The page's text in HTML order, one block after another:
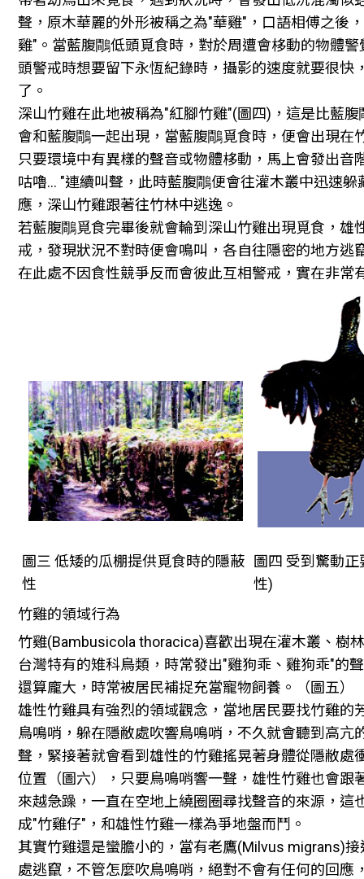
聲，原木華麗的外形被稱之為"華雞"，口語相傅之後
雞"。當藍腹鷼低頭覓食時，對於周遭會栘動的物體
頭警戒時想要留下永恆紀錄時，攝影的速度就要很快
了。
深山竹雞在此地被稱為"紅腳竹雞"(圖四)，這是比藍
會和藍腹鷼一起出現，當藍腹鷼覓食時，便會出現在
只要環境中有異樣的聲音或物體栘動，馬上會發出音
咕嚕… "連續叫聲，此時藍腹鷼便會往灌木叢中迅速躲
應，深山竹雞跟著往竹林中逃逸。
若藍腹鷼覓食完畢後就會輪到深山竹雞出現覓食，雄
戒，發現狀況不對時便會鳴叫，各自往隱密的地方逃
在此處不因食性競爭反而會彼此互相警戒，實在非常
圖三 低矮的瓜棚提供覓食時的隱蔽
性
圖四 受到驚動
性)
竹雞的領域行為
竹雞(Bambusicola thoracica)喜歡出現在灌木叢、樹
台灣特有的雉科鳥類，時常發出"雞狗乖、雞狗乖"的
還算龐大，時常被居民補捉充當寵物飼養。（圖五）
雄性竹雞具有強烈的領域觀念，當地居民要找竹雞的
鳥鳴哨，躲在隱敝處吹響鳥鳴哨，不久就會聽到高亢
聲，緊接著就會看到雄性的竹雞搖晃著身體從隱敝處
位置（圖六），只要鳥鳴哨響一聲，雄性竹雞也會跟
來越急躁，一直在空地上繞圈圈尋找聲音的來源，這
成"竹雞仔"，和雄性竹雞一樣為爭地盤而鬥。
其實竹雞還是蠻膽小的，當有老鷹(Milvus migrans)
處逃竄，不管怎麼吹鳥鳴哨，絕對不會有任何的回應